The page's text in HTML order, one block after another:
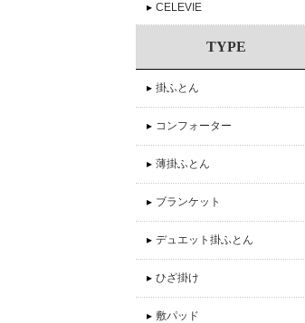
▸ CELEVIE
TYPE
▸ 掛ふとん
▸ コンフォーター
▸ 薄掛ふとん
▸ ブランケット
▸ デュエット掛ふとん
▸ ひざ掛け
▸ 敷パッド